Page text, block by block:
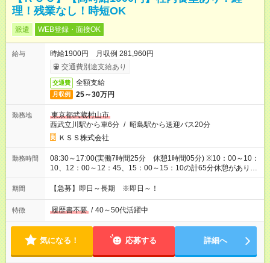
理！残業なし！時短OK
派遣 WEB登録・面接OK
給与
時給1900円 月収例 281,960円
交通費別途支給あり
交通費 全額支給
月収例 25～30万円
勤務地
東京都武蔵村山市
西武立川駅から車6分 / 昭島駅から送迎バス20分
ＫＳＳ株式会社
勤務時間
08:30～17:00(実働7時間25分 休憩1時間05分) ※10：00～10：
10、12：00～12：45、15：00～15：10の計65分休憩がありま
す
期間 【急募】即日～長期 ※即日～！
特徴 履歴書不要 / 40～50代活躍中
気になる！ 応募する 詳細へ